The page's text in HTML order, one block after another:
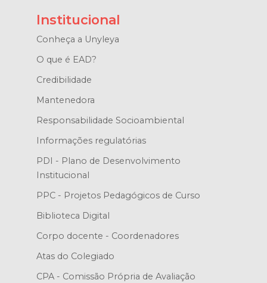
Institucional
Conheça a Unyleya
O que é EAD?
Credibilidade
Mantenedora
Responsabilidade Socioambiental
Informações regulatórias
PDI - Plano de Desenvolvimento
Institucional
PPC - Projetos Pedagógicos de Curso
Biblioteca Digital
Corpo docente - Coordenadores
Atas do Colegiado
CPA - Comissão Própria de Avaliação